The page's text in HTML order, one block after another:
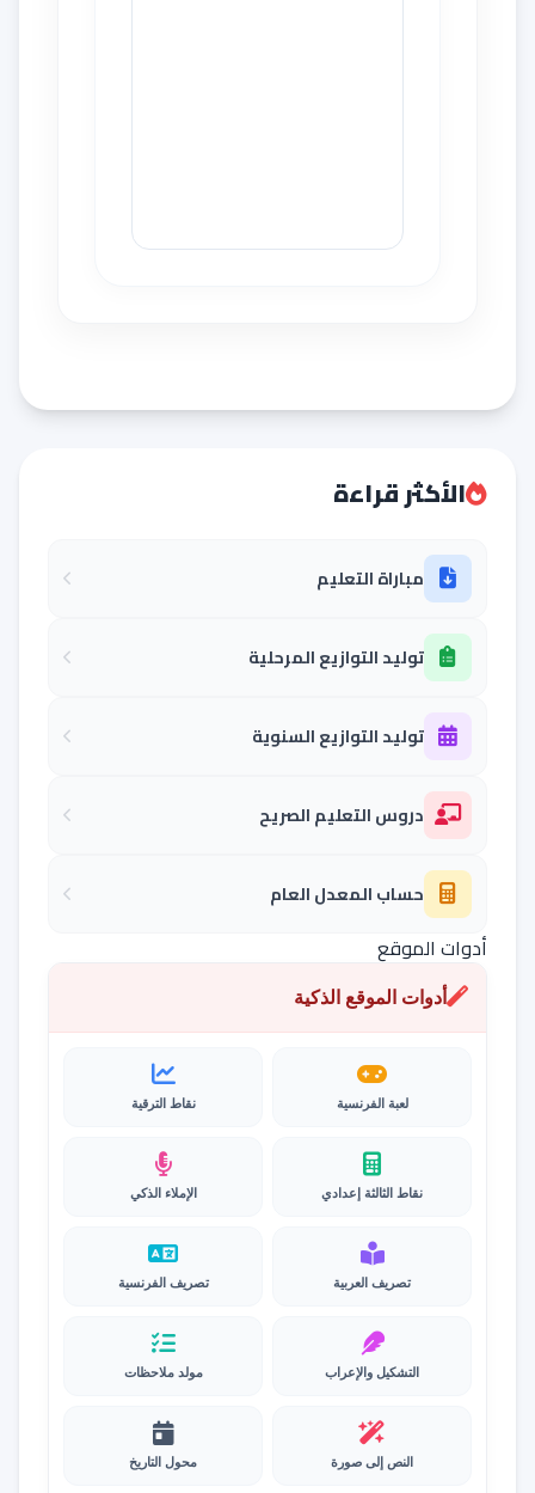
الأكثر قراءة
مباراة التعليم
توليد التوازيع المرحلية
توليد التوازيع السنوية
دروس التعليم الصريح
حساب المعدل العام
أدوات الموقع
أدوات الموقع الذكية
لعبة الفرنسية نقاط الترقية
نقاط الثالثة إعدادي الإملاء الذكي
تصريف العربية تصريف الفرنسية
التشكيل والإعراب مولد ملاحظات
النص إلى صورة محول التاريخ